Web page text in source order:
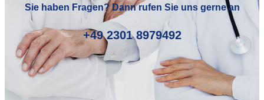
Sie haben Fragen? Dann rufen Sie uns gerne an
+49 2301 8979492